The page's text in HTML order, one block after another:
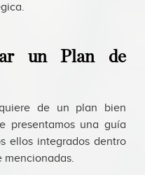
un Plan de
de un plan bien
presentamos una guía
ellos integrados dentro
mencionadas.